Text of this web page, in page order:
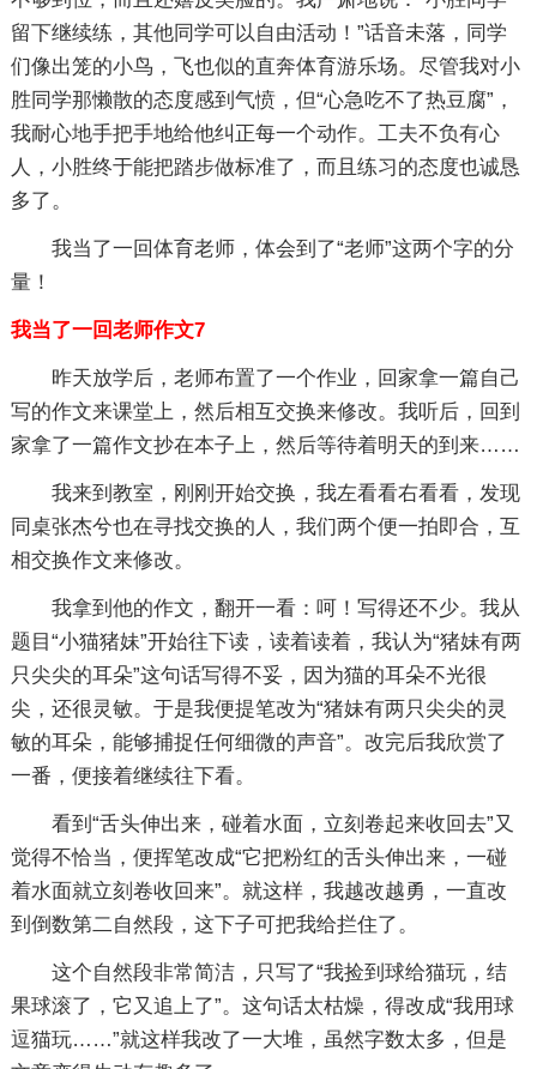
留下继续练，其他同学可以自由活动！”话音未落，同学
们像出笼的小鸟，飞也似的直奔体育游乐场。尽管我对小
胜同学那懒散的态度感到气愤，但“心急吃不了热豆腐”，
我耐心地手把手地给他纠正每一个动作。工夫不负有心
人，小胜终于能把踏步做标准了，而且练习的态度也诚恳
多了。
我当了一回体育老师，体会到了“老师”这两个字的分
量！
我当了一回老师作文7
昨天放学后，老师布置了一个作业，回家拿一篇自己
写的作文来课堂上，然后相互交换来修改。我听后，回到
家拿了一篇作文抄在本子上，然后等待着明天的到来……
我来到教室，刚刚开始交换，我左看看右看看，发现
同桌张杰兮也在寻找交换的人，我们两个便一拍即合，互
相交换作文来修改。
我拿到他的作文，翻开一看：呵！写得还不少。我从
题目“小猫猪妹”开始往下读，读着读着，我认为“猪妹有两
只尖尖的耳朵”这句话写得不妥，因为猫的耳朵不光很
尖，还很灵敏。于是我便提笔改为“猪妹有两只尖尖的灵
敏的耳朵，能够捕捉任何细微的声音”。改完后我欣赏了
一番，便接着继续往下看。
看到“舌头伸出来，碰着水面，立刻卷起来收回去”又
觉得不恰当，便挥笔改成“它把粉红的舌头伸出来，一碰
着水面就立刻卷收回来”。就这样，我越改越勇，一直改
到倒数第二自然段，这下子可把我给拦住了。
这个自然段非常简洁，只写了“我捡到球给猫玩，结
果球滚了，它又追上了”。这句话太枯燥，得改成“我用球
逗猫玩……”就这样我改了一大堆，虽然字数太多，但是